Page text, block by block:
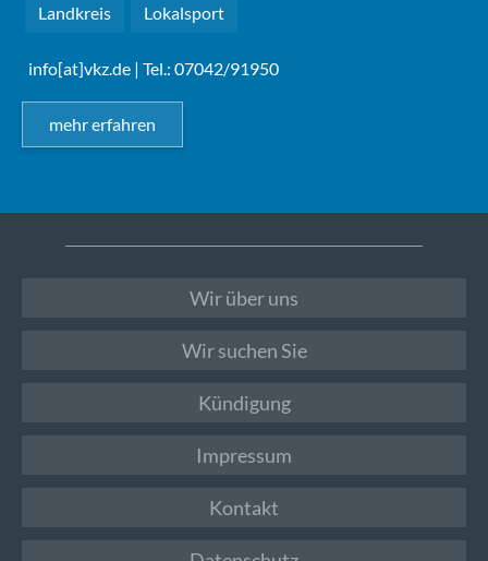
Landkreis Lokalsport
info[at]vkz.de | Tel.: 07042/91950
mehr erfahren
Wir über uns
Wir suchen Sie
Kündigung
Impressum
Kontakt